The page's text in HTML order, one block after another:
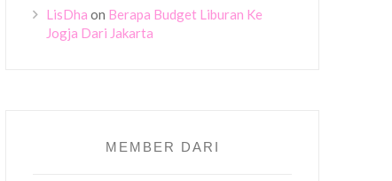
LisDha on Berapa Budget Liburan Ke
Jogja Dari Jakarta
MEMBER DARI